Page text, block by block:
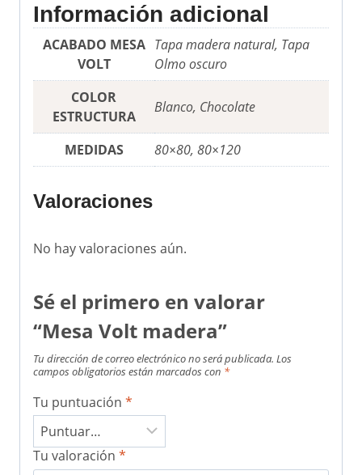
Información adicional
ACABADO MESA
VOLT
Tapa madera natural, Tapa
Olmo oscuro
COLOR
ESTRUCTURA
Blanco, Chocolate
MEDIDAS 80×80, 80×120
Valoraciones
No hay valoraciones aún.
Sé el primero en valorar
“Mesa Volt madera”
Tu dirección de correo electrónico no será publicada. Los
campos obligatorios están marcados con *
Tu puntuación *
Tu valoración *